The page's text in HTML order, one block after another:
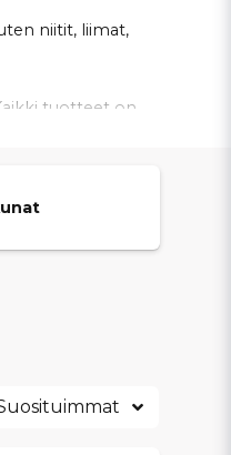
niitit, liimat,
tuotteet on